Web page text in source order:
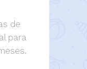
de
para